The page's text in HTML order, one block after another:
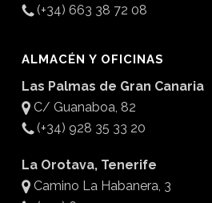
(+34) 663 38 72 08
ALMACÉN Y OFICINAS
Las Palmas de Gran Canaria
C/ Guanaboa, 82
(+34) 928 35 33 20
La Orotava, Tenerife
Camino La Habanera, 3